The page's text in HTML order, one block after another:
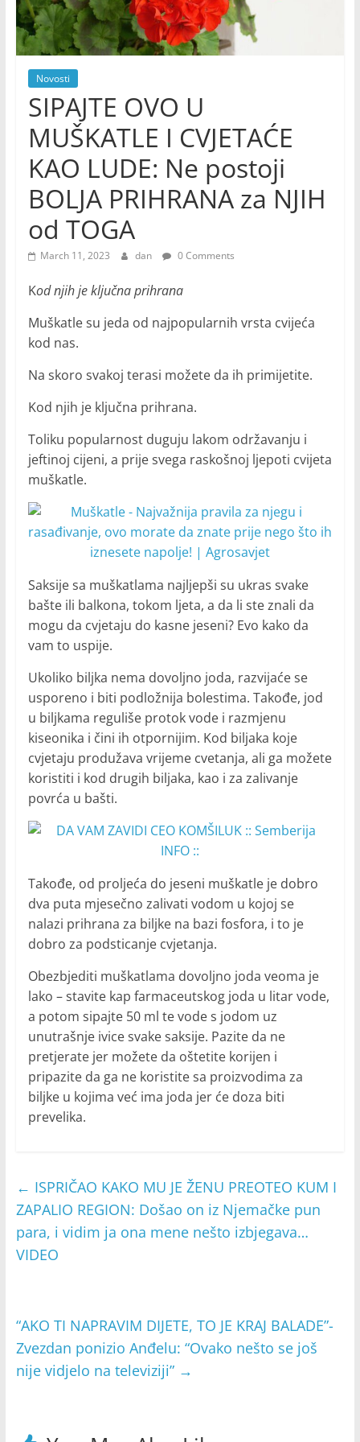
Novosti
SIPAJTE OVO U
MUŠKATLE I CVJETAĆE
KAO LUDE: Ne postoji
BOLJA PRIHRANA za NJIH
od TOGA
March 11, 2023 dan 0 Comments
Kod njih je ključna prihrana
Muškatle su jeda od najpopularnih vrsta cvijeća
kod nas.
Na skoro svakoj terasi možete da ih primijetite.
Kod njih je ključna prihrana.
Toliku popularnost duguju lakom održavanju i
jeftinoj cijeni, a prije svega raskošnoj ljepoti cvijeta
muškatle.
Saksije sa muškatlama najljepši su ukras svake
bašte ili balkona, tokom ljeta, a da li ste znali da
mogu da cvjetaju do kasne jeseni? Evo kako da
vam to uspije.
Ukoliko biljka nema dovoljno joda, razvijaće se
usporeno i biti podložnija bolestima. Takođe, jod
u biljkama reguliše protok vode i razmjenu
kiseonika i čini ih otpornijim. Kod biljaka koje
cvjetaju produžava vrijeme cvetanja, ali ga možete
koristiti i kod drugih biljaka, kao i za zalivanje
povrća u bašti.
Takođe, od proljeća do jeseni muškatle je dobro
dva puta mjesečno zalivati vodom u kojoj se
nalazi prihrana za biljke na bazi fosfora, i to je
dobro za podsticanje cvjetanja.
Obezbjediti muškatlama dovoljno joda veoma je
lako – stavite kap farmaceutskog joda u litar vode,
a potom sipajte 50 ml te vode s jodom uz
unutrašnje ivice svake saksije. Pazite da ne
pretjerate jer možete da oštetite korijen i
pripazite da ga ne koristite sa proizvodima za
biljke u kojima već ima joda jer će doza biti
prevelika.
← ISPRIČAO KAKO MU JE ŽENU PREOTEO KUM I
ZAPALIO REGION: Došao on iz Njemačke pun
para, i vidim ja ona mene nešto izbjegava…
VIDEO
“AKO TI NAPRAVIM DIJETE, TO JE KRAJ BALADE”-
Zvezdan ponizio Anđelu: “Ovako nešto se još
nije vidjelo na televiziji” →